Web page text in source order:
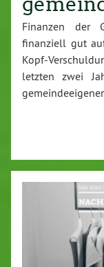
Finanzen der
finanziell gut
Kopf-
letzten zwei